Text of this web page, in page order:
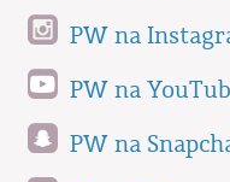
PW na
PW na
PW na